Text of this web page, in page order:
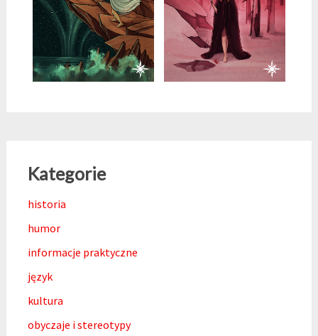
Kategorie
historia
humor
informacje praktyczne
język
kultura
obyczaje i stereotypy